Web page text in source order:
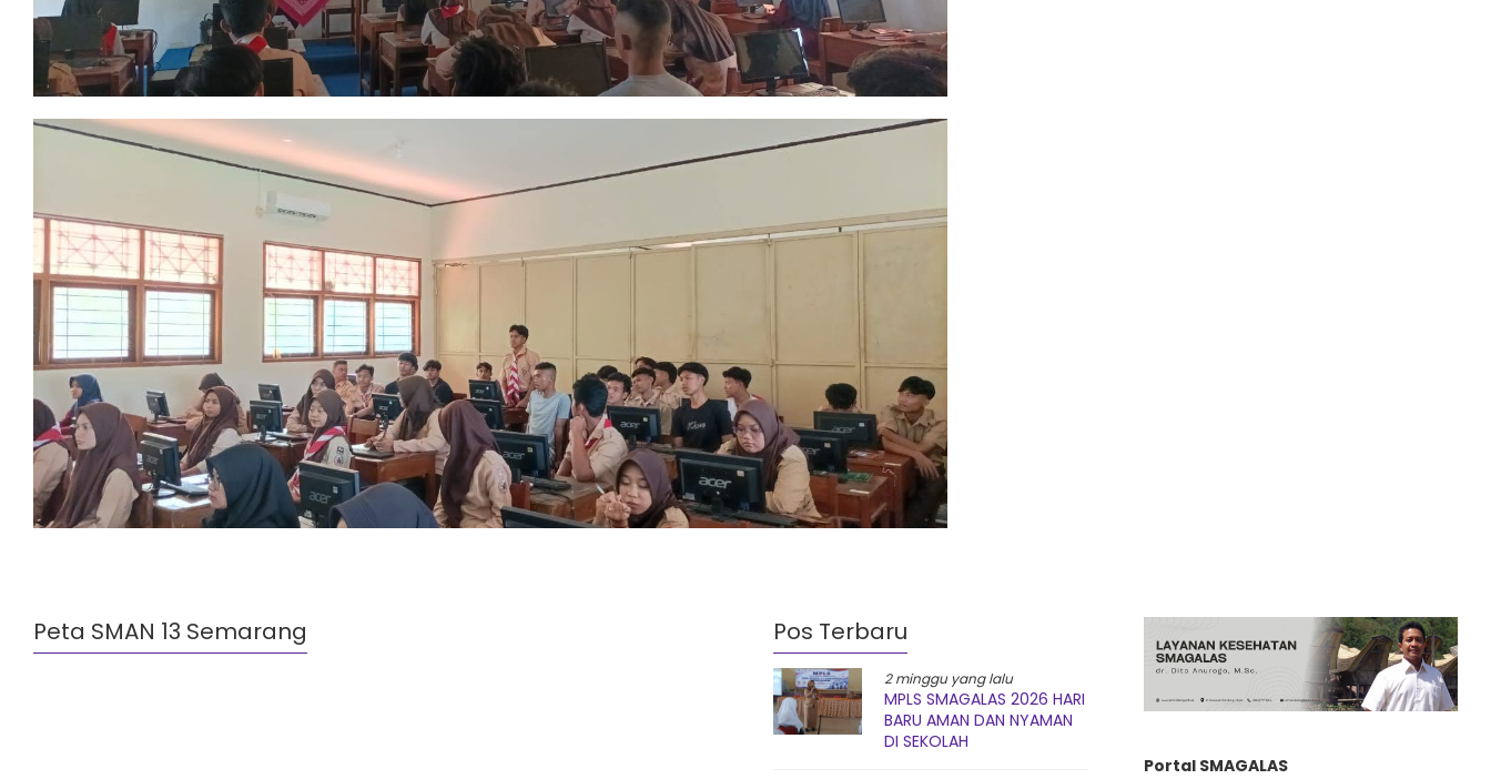
Peta SMAN 13 Semarang Pos Terbaru
2 minggu yang lalu
MPLS SMAGALAS 2026 HARI
BARU AMAN DAN NYAMAN
DI SEKOLAH
Portal SMAGALAS